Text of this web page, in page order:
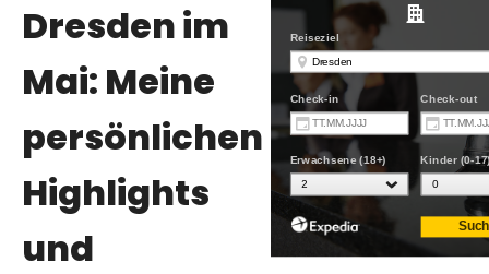
Dresden im
Mai: Meine
persönlichen
Highlights
und